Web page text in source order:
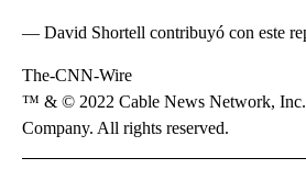
— David Shortell contribuyó con este
The-CNN-Wire
™ & © 2022 Cable News Network,
Company. All rights reserved.